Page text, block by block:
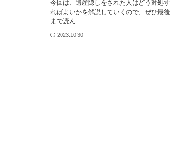
今回は、遺産隠しをされた人はどう対処す
ればよいかを解説していくので、ぜひ最後
まで読ん...
2023.10.30